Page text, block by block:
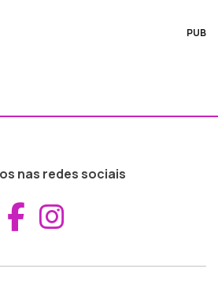
PUB
nas redes sociais
Aceder ao